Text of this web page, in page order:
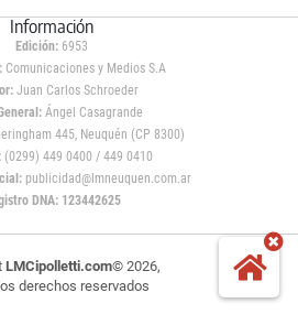
Información
Edición: 6953
Comunicaciones y Medios S.A
Juan Carlos Schroeder
Ángel Casagrande
445, Neuquén (CP 8300)
(0299) 449 0400 / 449 0410
publicidad@lmneuquen.com.ar
DNA: 123442625
LMCipolletti.com© 2026,
derechos reservados